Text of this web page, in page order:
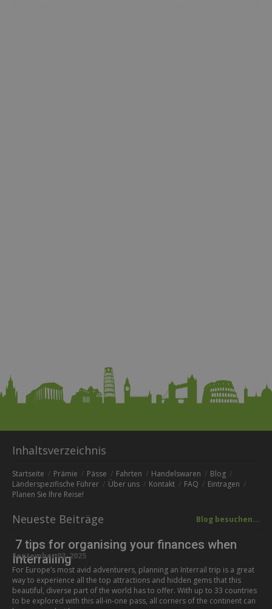
Inhaltsverzeichnis
Startseite Prämie Pässe Fahrten Handelswaren
Blog
Länderspezifische Führer
Über uns Kontakt FAQ
Eintragen
Planen Sie Ihre Reise!
Neueste Beiträge Blog besuchen...
7 tips for organising your finances when
Interrailing
September 03, 2025
For Europe’s most avid adventurers, planning an Interrail trip is a great
way to experience all the top attractions and hidden gems that this
beautiful, diverse part of the world has to offer. With up to 33 countries
to be explored with this all-in-one pass, all corners of the continent can